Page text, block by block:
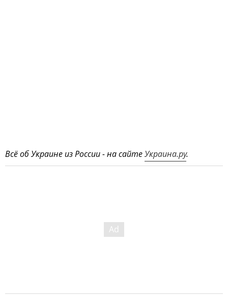
Всё об Украине из России - на сайтеУкраина.ру.